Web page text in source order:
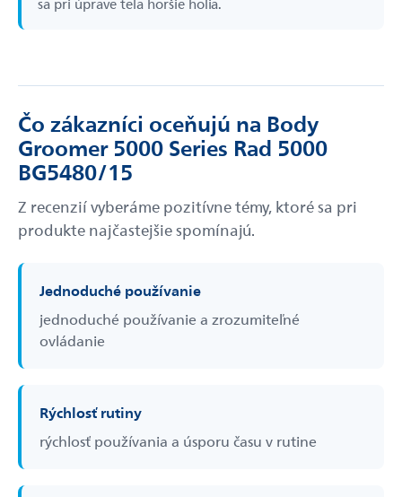
Čo zákazníci oceňujú na Body
Groomer 5000 Series Rad 5000
BG5480/15
Z recenzií vyberáme pozitívne témy, ktoré sa pri
produkte najčastejšie spomínajú.
Jednoduché používanie
jednoduché používanie a zrozumiteľné
ovládanie
Rýchlosť rutiny
rýchlosť používania a úsporu času v rutine